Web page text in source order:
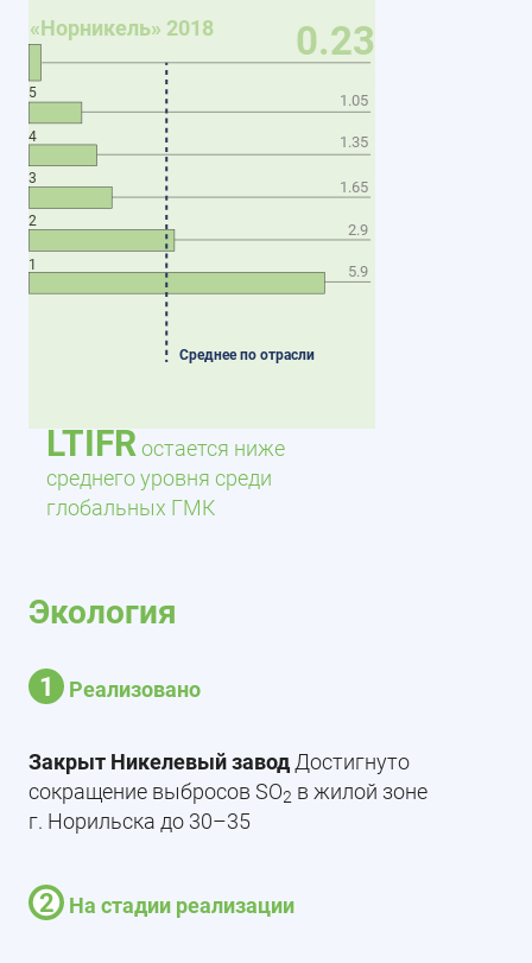
5
4
3
2
1
0.23
5.9
2.9
1.65
1.35
1.05
«Норникель» 2018
Среднее по отрасли
LTIFRостается ниже
среднего уровня среди
глобальных ГМК
Экология
1 Реализовано
Закрыт Никелевый завод Достигнуто
сокращение выбросов SO2 в жилой зоне
г. Норильска до 30–35
2 На стадии реализации